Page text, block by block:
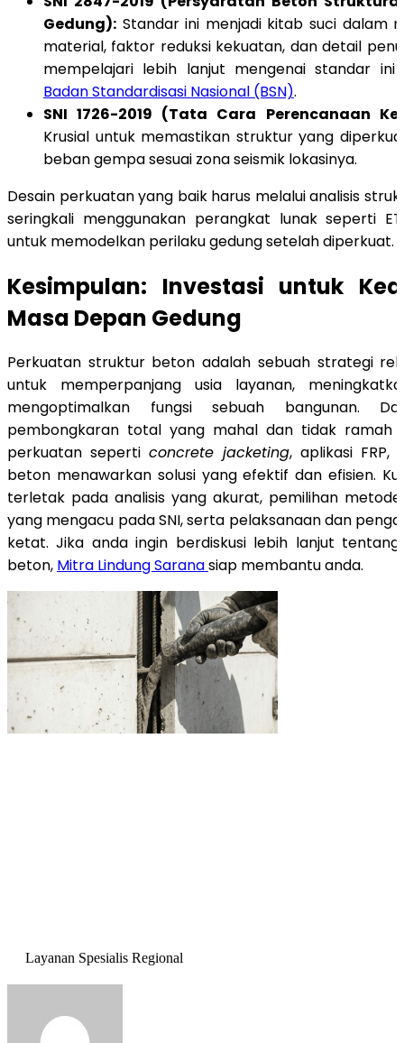
Gedung): Standar ini menjadi kitab suci dalam
material, faktor reduksi kekuatan, dan detail
mempelajari lebih lanjut mengenai standar ini
Badan Standardisasi Nasional (BSN).
SNI 1726-2019 (Tata Cara Perencanaan
Krusial untuk memastikan struktur yang
beban gempa sesuai zona seismik lokasinya.
Desain perkuatan yang baik harus melalui analisis
seringkali menggunakan perangkat lunak seperti
untuk memodelkan perilaku gedung setelah diperkuat.
Kesimpulan: Investasi untuk
Masa Depan Gedung
Perkuatan struktur beton adalah sebuah strategi
untuk memperpanjang usia layanan,
mengoptimalkan fungsi sebuah bangunan.
pembongkaran total yang mahal dan tidak ramah
perkuatan seperti concrete jacketing, aplikasi FRP,
beton menawarkan solusi yang efektif dan efisien.
terletak pada analisis yang akurat, pemilihan
yang mengacu pada SNI, serta pelaksanaan dan
ketat. Jika anda ingin berdiskusi lebih lanjut
beton, Mitra Lindung Saranasiap membantu anda.
Layanan Spesialis Regional